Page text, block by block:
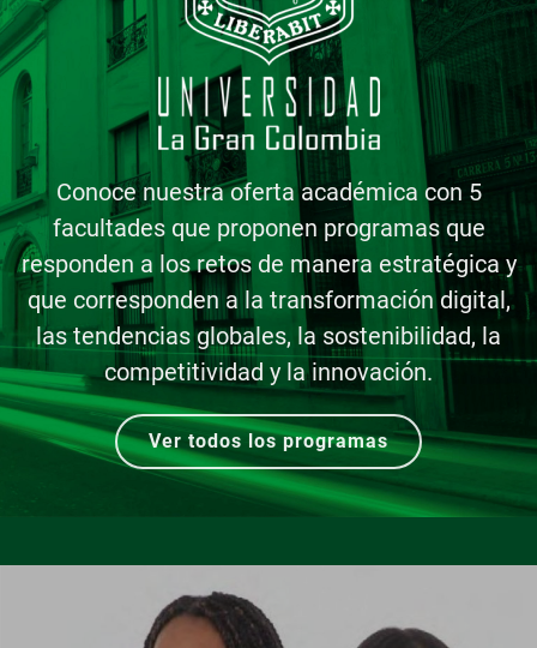
Conoce nuestra oferta académica con 5
facultades que proponen programas que
responden a los retos de manera estratégica y
que corresponden a la transformación digital,
las tendencias globales, la sostenibilidad, la
competitividad y la innovación.
Ver todos los programas